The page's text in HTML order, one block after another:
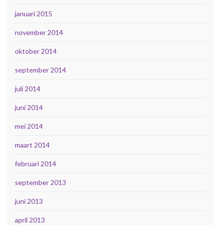
januari 2015
november 2014
oktober 2014
september 2014
juli 2014
juni 2014
mei 2014
maart 2014
februari 2014
september 2013
juni 2013
april 2013